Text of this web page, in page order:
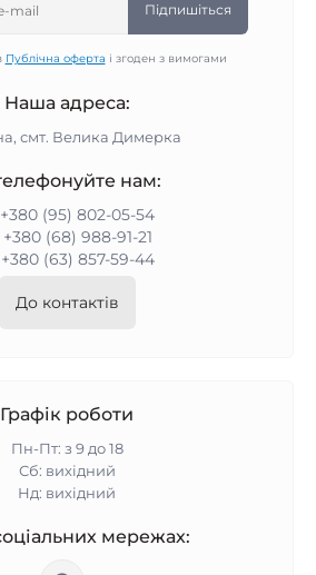
Підпишіться
Публічна оферта і згоден з вимогами
Наша адреса:
смт. Велика Димерка
нам:
+380 (95) 802-05-54
+380 (68) 988-91-21
+380 (63) 857-59-44
До контактів
Графік роботи
Пн-Пт: з 9 до 18
Сб: вихідний
Нд: вихідний
мережах: